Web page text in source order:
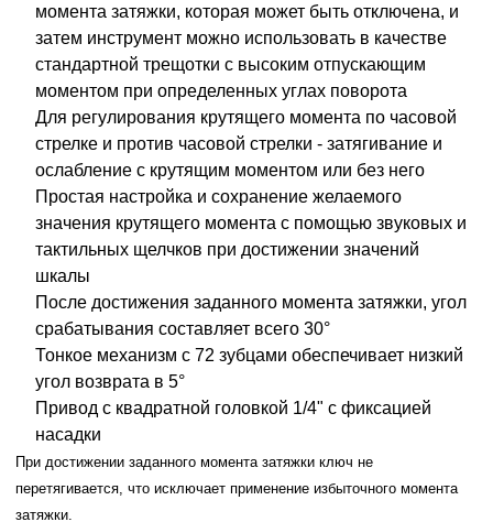
момента затяжки, которая может быть отключена, и
затем инструмент можно использовать в качестве
стандартной трещотки с высоким отпускающим
моментом при определенных углах поворота
Для регулирования крутящего момента по часовой
стрелке и против часовой стрелки - затягивание и
ослабление с крутящим моментом или без него
Простая настройка и сохранение желаемого
значения крутящего момента с помощью звуковых и
тактильных щелчков при достижении значений
шкалы
После достижения заданного момента затяжки, угол
срабатывания составляет всего 30°
Тонкое механизм с 72 зубцами обеспечивает низкий
угол возврата в 5°
Привод с квадратной головкой 1/4" с фиксацией
насадки
При достижении заданного момента затяжки ключ не
перетягивается, что исключает применение избыточного момента
затяжки.